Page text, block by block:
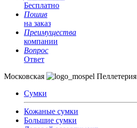
Бесплатно
Пошив
на заказ
Преимущества
компании
Вопрос
Ответ
Московская
Пеллетерия
Сумки
Кожаные сумки
Большие сумки